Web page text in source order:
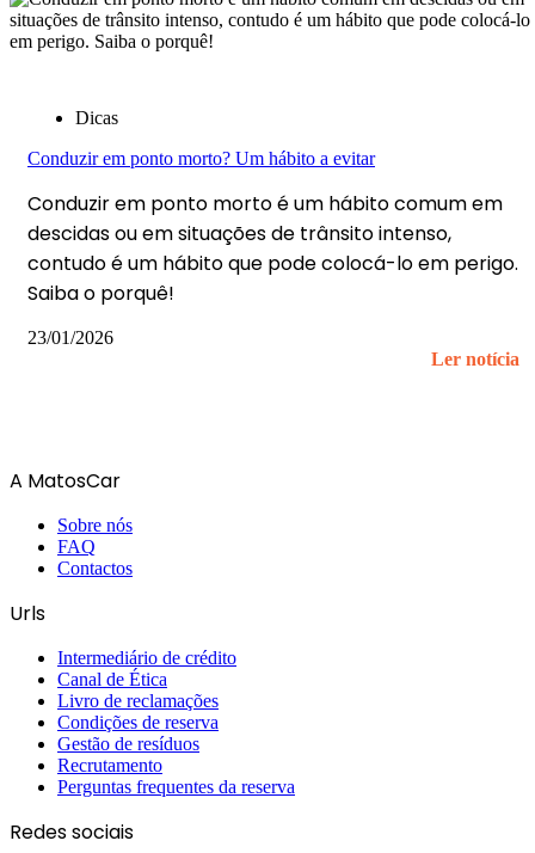
Dicas
Conduzir em ponto morto? Um hábito a evitar
Conduzir em ponto morto é um hábito comum em
descidas ou em situações de trânsito intenso,
contudo é um hábito que pode colocá-lo em perigo.
Saiba o porquê!
23/01/2026
Ler notícia
A MatosCar
Sobre nós
FAQ
Contactos
Urls
Intermediário de crédito
Canal de Ética
Livro de reclamações
Condições de reserva
Gestão de resíduos
Recrutamento
Perguntas frequentes da reserva
Redes sociais